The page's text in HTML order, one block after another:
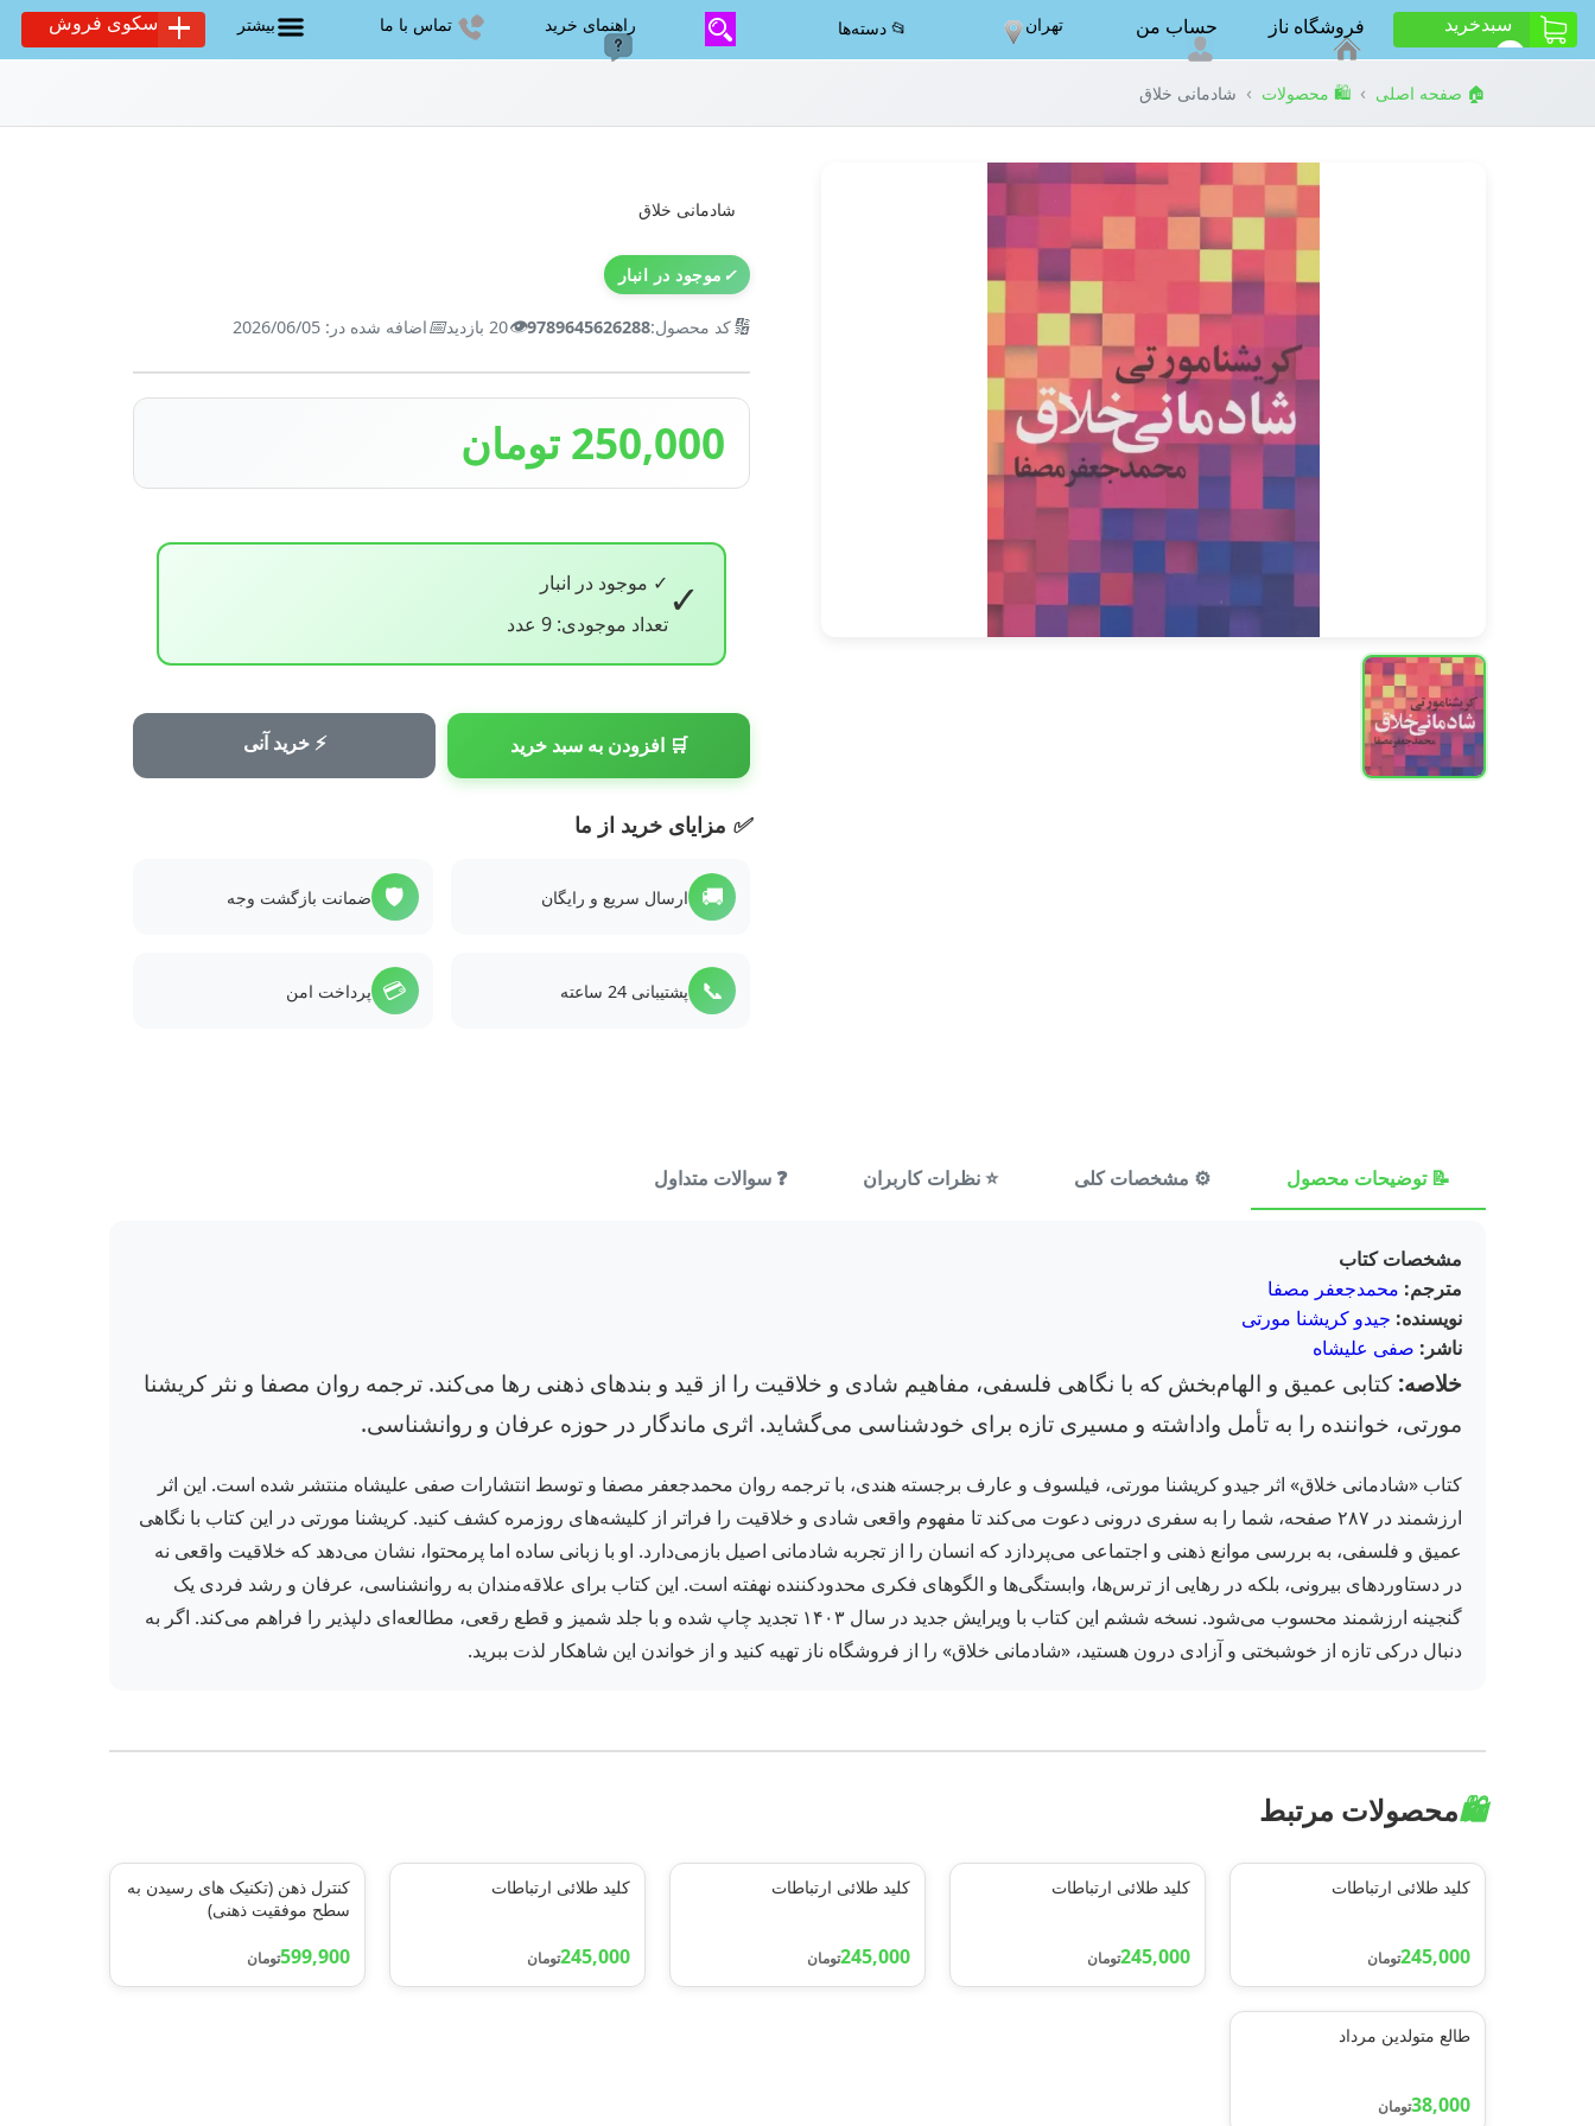
سبد‌خرید فروشگاه ناز حساب من تهران 📂 دسته‌ها راهنمای خرید تماس با ما بیشتر سکوی فروش
🏠 صفحه اصلی › 🛍️ محصولات › شادمانی خلاق
شادمانی خلاق
✓ موجود در انبار
🔢کد محصول:9789645626288
👁️20 بازدید 📅اضافه شده در: 2026/06/05
250,000 تومان
✓ ✓ موجود در انبار
تعداد موجودی: 9 عدد
🛒 افزودن به سبد خرید ⚡ خرید آنی
✅ مزایای خرید از ما
🚚 ارسال سریع و رایگان 🛡️ ضمانت بازگشت وجه
📞 پشتیبانی 24 ساعته 💳 پرداخت امن
📝 توضیحات محصول ⚙️ مشخصات کلی ⭐ نظرات کاربران ❓ سوالات متداول
مشخصات کتاب
مترجم: محمدجعفر مصفا
نویسنده: جیدو کریشنا مورتی
ناشر: صفی علیشاه
خلاصه: کتابی عمیق و الهام‌بخش که با نگاهی فلسفی، مفاهیم شادی و خلاقیت را از قید و بندهای ذهنی رها می‌کند. ترجمه روان مصفا و نثر کریشنا
مورتی، خواننده را به تأمل واداشته و مسیری تازه برای خودشناسی می‌گشاید. اثری ماندگار در حوزه عرفان و روانشناسی.
کتاب «شادمانی خلاق» اثر جیدو کریشنا مورتی، فیلسوف و عارف برجسته هندی، با ترجمه روان محمدجعفر مصفا و توسط انتشارات صفی علیشاه منتشر شده است. این اثر
ارزشمند در ۲۸۷ صفحه، شما را به سفری درونی دعوت می‌کند تا مفهوم واقعی شادی و خلاقیت را فراتر از کلیشه‌های روزمره کشف کنید. کریشنا مورتی در این کتاب با نگاهی
عمیق و فلسفی، به بررسی موانع ذهنی و اجتماعی می‌پردازد که انسان را از تجربه شادمانی اصیل بازمی‌دارد. او با زبانی ساده اما پرمحتوا، نشان می‌دهد که خلاقیت واقعی نه
در دستاوردهای بیرونی، بلکه در رهایی از ترس‌ها، وابستگی‌ها و الگوهای فکری محدودکننده نهفته است. این کتاب برای علاقه‌مندان به روانشناسی، عرفان و رشد فردی یک
گنجینه ارزشمند محسوب می‌شود. نسخه ششم این کتاب با ویرایش جدید در سال ۱۴۰۳ تجدید چاپ شده و با جلد شمیز و قطع رقعی، مطالعه‌ای دلپذیر را فراهم می‌کند. اگر به
دنبال درکی تازه از خوشبختی و آزادی درون هستید، «شادمانی خلاق» را از فروشگاه ناز تهیه کنید و از خواندن این شاهکار لذت ببرید.
🛍️محصولات مرتبط
کلید طلائی ارتباطات
245,000تومان
کلید طلائی ارتباطات
245,000تومان
کلید طلائی ارتباطات
245,000تومان
کلید طلائی ارتباطات
245,000تومان
کنترل ذهن (تکنیک های رسیدن به
سطح موفقیت ذهنی)
599,900تومان
طالع متولدین مرداد
38,000تومان